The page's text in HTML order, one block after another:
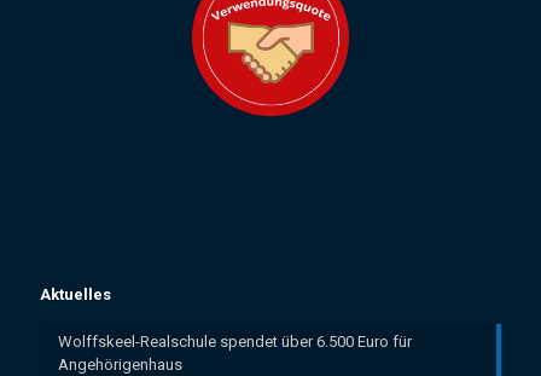
Aktuelles
Wolffskeel-Realschule spendet über 6.500 Euro für
Angehörigenhaus